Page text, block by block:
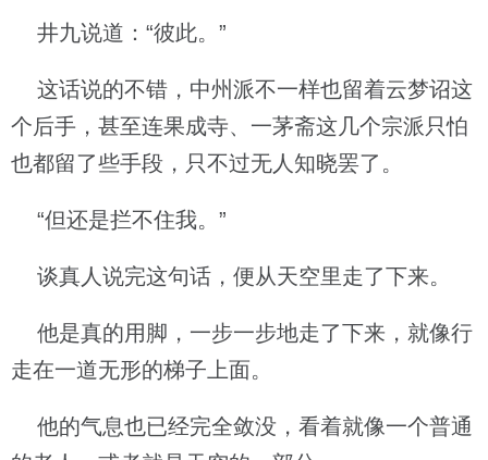
井九说道：“彼此。”
这话说的不错，中州派不一样也留着云梦诏这
个后手，甚至连果成寺、一茅斋这几个宗派只怕
也都留了些手段，只不过无人知晓罢了。
“但还是拦不住我。”
谈真人说完这句话，便从天空里走了下来。
他是真的用脚，一步一步地走了下来，就像行
走在一道无形的梯子上面。
他的气息也已经完全敛没，看着就像一个普通